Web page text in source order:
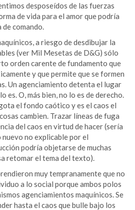
desposeídos de las fuerzas
de vida para el amor que podría
de comando.
a riesgo de desdibujar la
(ver Mil Mesetas de D&G) sólo
orden carente de fundamento que
y que permite que se formen
Un agenciamiento detenta el lugar
es. O, más bien, no lo es de derecho.
el fondo caótico y es el caos el
cambien. Trazar líneas de fuga
del caos en virtud de hacer (sería
no explicable por el
podría objetarse de muchas
retomar el tema del texto).
muy tempranamente que no
a lo social porque ambos polos
agenciamientos maquínicos. Se
hasta el caos que bulle bajo los